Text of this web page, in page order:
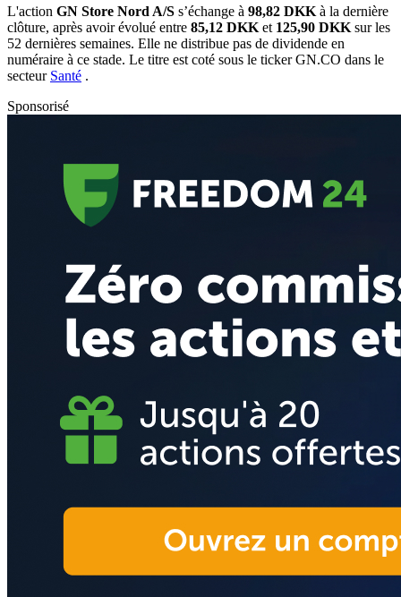
L'action GN Store Nord A/S s’échange à 98,82 DKK à la dernière
clôture, après avoir évolué entre 85,12 DKK et 125,90 DKK sur les
52 dernières semaines. Elle ne distribue pas de dividende en
numéraire à ce stade. Le titre est coté sous le tickerGN.CO dans le
secteur Santé .
Sponsorisé